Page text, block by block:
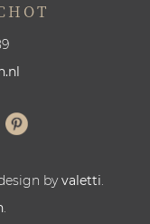
byvaletti.
.